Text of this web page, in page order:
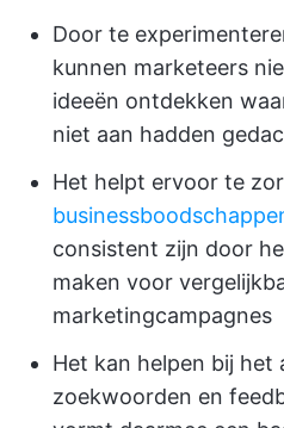
Door te
kunnen marketeers
ideeën ontdekken
niet aan hadden
Het helpt ervoor te
consistent zijn door
maken voor
marketingcampagnes
Het kan helpen bij het
zoekwoorden en